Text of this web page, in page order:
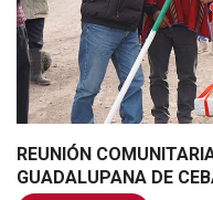
REUNIÓN
GUADALUPANA DE